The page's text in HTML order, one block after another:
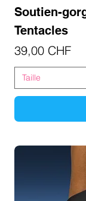
Soutien-
Tentacles
Prix
39,00 CHF